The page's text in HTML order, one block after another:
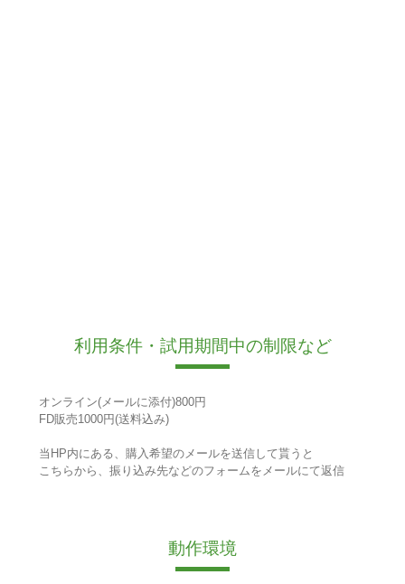
利用条件・試用期間中の制限など
オンライン(メールに添付)800円
FD販売1000円(送料込み)
当HP内にある、購入希望のメールを送信して貰うと
こちらから、振り込み先などのフォームをメールにて返信
動作環境